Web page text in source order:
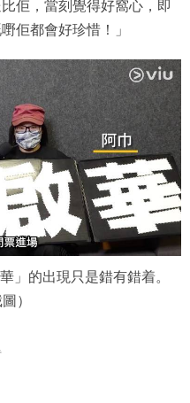
佢，當刻覺得好窩心，即
佢都會好珍惜！」
」的出現只是錯有錯着。
）